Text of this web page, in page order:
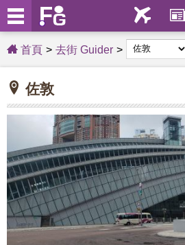
首頁 去街 Guider
佐敦